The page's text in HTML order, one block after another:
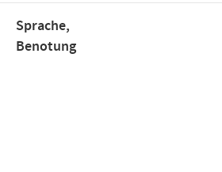
Sprache,
Benotung